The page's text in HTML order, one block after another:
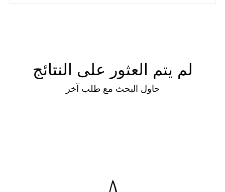
لم يتم العثور على النتائج
حاول البحث مع طلب آخر